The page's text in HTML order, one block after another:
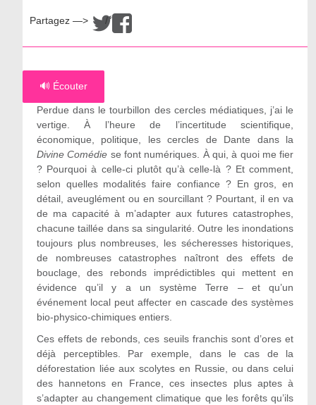
Partagez —> /
🔊 Écouter
Perdue dans le tourbillon des cercles médiatiques, j’ai le
vertige. À l’heure de l’incertitude scientifique,
économique, politique, les cercles de Dante dans la
Divine Comédie se font numériques. À qui, à quoi me fier
? Pourquoi à celle-ci plutôt qu’à celle-là ? Et comment,
selon quelles modalités faire confiance ? En gros, en
détail, aveuglément ou en sourcillant ? Pourtant, il en va
de ma capacité à m’adapter aux futures catastrophes,
chacune taillée dans sa singularité. Outre les inondations
toujours plus nombreuses, les sécheresses historiques,
de nombreuses catastrophes naîtront des effets de
bouclage, des rebonds imprédictibles qui mettent en
évidence qu’il y a un système Terre – et qu’un
événement local peut affecter en cascade des systèmes
bio-physico-chimiques entiers.
Ces effets de rebonds, ces seuils franchis sont d’ores et
déjà perceptibles. Par exemple, dans le cas de la
déforestation liée aux scolytes en Russie, ou dans celui
des hannetons en France, ces insectes plus aptes à
s’adapter au changement climatique que les forêts qu’ils